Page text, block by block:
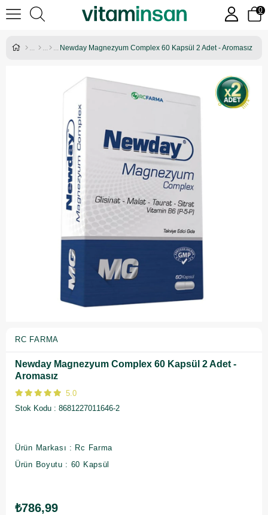
0
Newday Magnezyum Complex 60 Kapsül 2 Adet - Aromasız
RC FARMA
Newday Magnezyum Complex 60 Kapsül 2 Adet -
Aromasız
5.0
Stok Kodu
8681227011646-2
Ürün Markası : Rc Farma
Ürün Boyutu : 60 Kapsül
₺786,99